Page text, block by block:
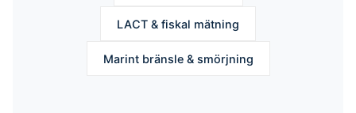
LACT & fiskal mätning
Marint bränsle & smörjning